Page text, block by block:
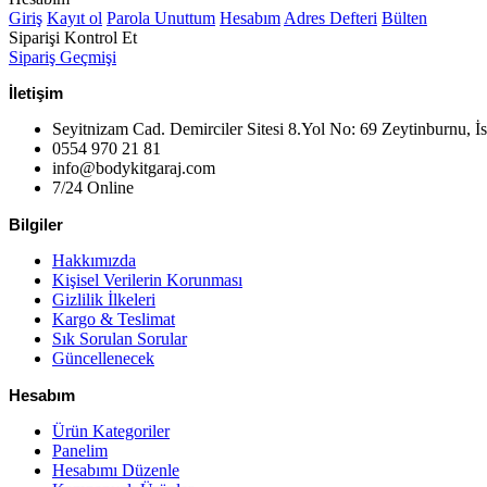
Giriş Kayıt ol Parola Unuttum Hesabım Adres Defteri Bülten
Siparişi Kontrol Et
Sipariş Geçmişi
İletişim
Seyitnizam Cad. Demirciler Sitesi 8.Yol No: 69 Zeytinburnu,
0554 970 21 81
info@bodykitgaraj.com
7/24 Online
Bilgiler
Hakkımızda
Kişisel Verilerin Korunması
Gizlilik İlkeleri
Kargo & Teslimat
Sık Sorulan Sorular
Güncellenecek
Hesabım
Ürün Kategoriler
Panelim
Hesabımı Düzenle